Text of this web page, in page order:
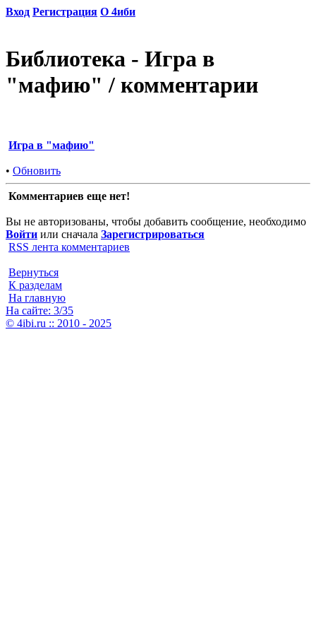
Вход Регистрация О 4иби
Библиотека - Игра в
"мафию" / комментарии
Игра в "мафию"
• Обновить
Комментариев еще нет!
Вы не авторизованы, чтобы добавить сообщение, необходимо
Войти или сначала Зарегистрироваться
RSS лента комментариев
Вернуться
К разделам
На главную
На сайте: 3/35
© 4ibi.ru :: 2010 - 2025